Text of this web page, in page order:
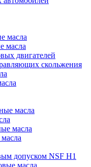
масла
масла
двигателей
скольжения
масла
масла
допуском NSF H1
масла